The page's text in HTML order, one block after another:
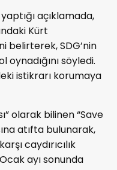
açıklamada,
Kürt
SDG’nin
oynadığını söyledi.
istikrarı korumaya
olarak bilinen “Save
atıfta bulunarak,
caydırıcılık
ayı sonunda